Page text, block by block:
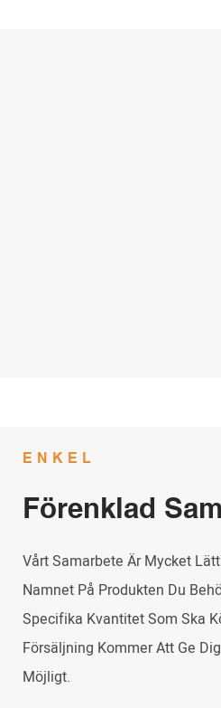
ENKEL
Förenklad
Vårt Samarbete Är Mycket
Namnet På Produkten Du
Specifika Kvantitet Som Ska
Försäljning Kommer Att Ge
Möjligt.